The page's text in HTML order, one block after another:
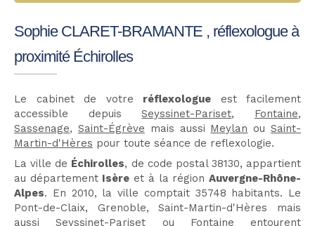
Sophie CLARET-BRAMANTE , réflexologue à
proximité Échirolles
Le cabinet de votre réflexologue est facilement
accessible depuisSeyssinet-Pariset, Fontaine,
Sassenage, Saint-Égrève mais aussi Meylan ouSaint-
Martin-d'Hères pour toute séance de reflexologie.
La ville de Échirolles, de code postal 38130, appartient
au département Isère et à la régionAuvergne-Rhône-
Alpes. En 2010, la ville comptait 35748 habitants. Le
Pont-de-Claix, Grenoble, Saint-Martin-d'Hères mais
aussi Seyssinet-Pariset ou Fontaine entourent